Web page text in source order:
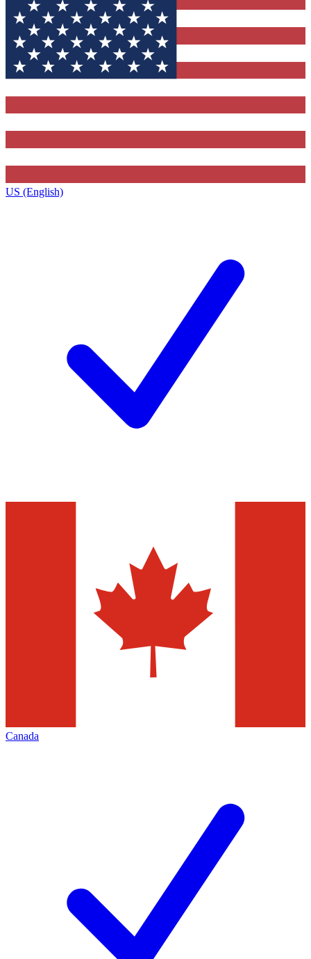
US (English)
Canada